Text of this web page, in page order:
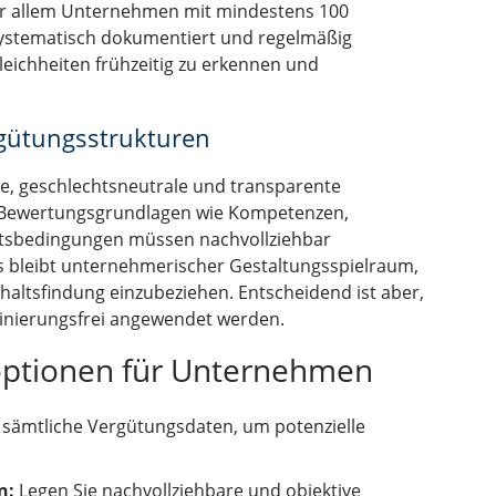
Unternehmen mit mindestens 100
dokumentiert und regelmäßig
frühzeitig zu erkennen und
geschlechtsneutrale und transparente
wie Kompetenzen,
müssen nachvollziehbar
unternehmerischer Gestaltungsspielraum,
einzubeziehen. Entscheidend ist aber,
angewendet werden.
für Unternehmen
Vergütungsdaten, um potenzielle
Legen Sie nachvollziehbare und objektive